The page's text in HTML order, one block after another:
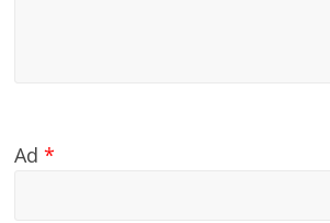
Ad*